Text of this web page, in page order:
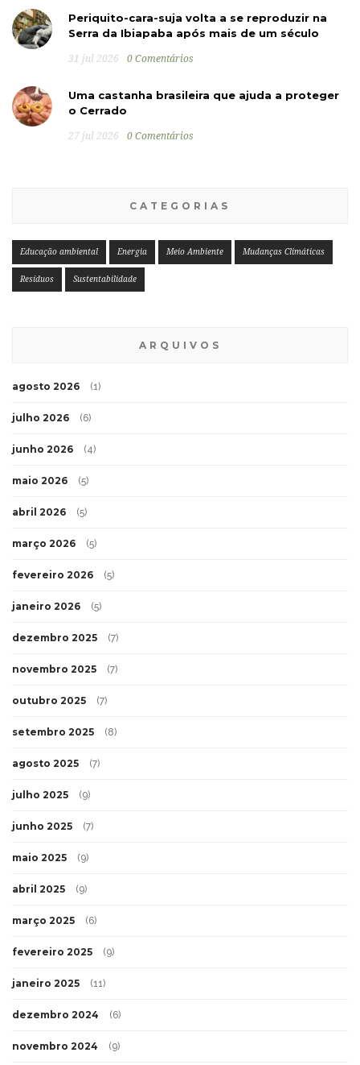
Periquito-cara-suja volta a se reproduzir na
Serra da Ibiapaba após mais de um século
31 jul 2026 0 Comentários
Uma castanha brasileira que ajuda a proteger
o Cerrado
27 jul 2026 0 Comentários
CATEGORIAS
Educação ambiental Energia Meio Ambiente Mudanças Climáticas
Resíduos Sustentabilidade
ARQUIVOS
agosto 2026 (1)
julho 2026 (6)
junho 2026 (4)
maio 2026 (5)
abril 2026 (5)
março 2026 (5)
fevereiro 2026 (5)
janeiro 2026 (5)
dezembro 2025 (7)
novembro 2025 (7)
outubro 2025 (7)
setembro 2025 (8)
agosto 2025 (7)
julho 2025 (9)
junho 2025 (7)
maio 2025 (9)
abril 2025 (9)
março 2025 (6)
fevereiro 2025 (9)
janeiro 2025 (11)
dezembro 2024 (6)
novembro 2024 (9)